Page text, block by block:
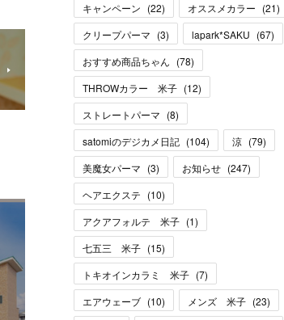
キャンペーン (22) オススメカラー (21)
クリープパーマ (3) lapark*SAKU (67)
おすすめ商品ちゃん (78)
THROWカラー 米子 (12)
ストレートパーマ (8)
satomiのデジカメ日記 (104) 涼 (79)
美魔女パーマ (3) お知らせ (247)
ヘアエクステ (10)
アクアフォルテ 米子 (1)
七五三 米子 (15)
トキオインカラミ 米子 (7)
エアウェーブ (10) メンズ 米子 (23)